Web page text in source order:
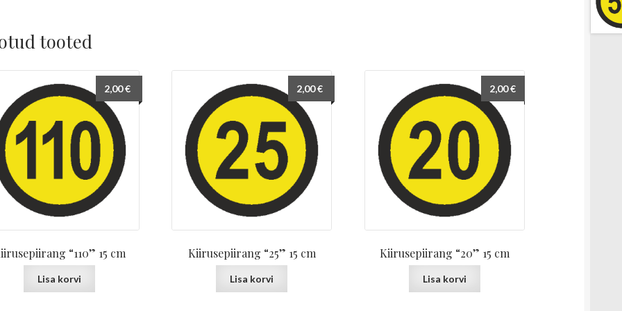
tooted
“110” 15 cm
2,00€
Lisa korvi
Kiirusepiirang “25” 15 cm
2,00€
Lisa korvi
Kiirusepiirang “20” 15 cm
2,00€
Lisa korvi